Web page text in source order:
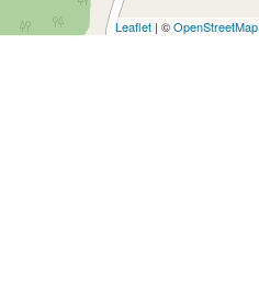
Leaflet | ©OpenStreetMap